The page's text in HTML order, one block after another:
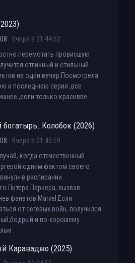
Вчера в 21:44:52
перемотать провисшую
отличный и стильный
на один вечер.Посмотрела
и последнюю серии ,все
,если только красивве
Колобок (2026)
Вчера в 21:40:59
когда отечественный
одним фактом своего
в расписании
Питера Паркера, вызвав
фанатов Marvel.Если
от сетевых войн, получился
и по-хорошему
.
Караваджо (2025)